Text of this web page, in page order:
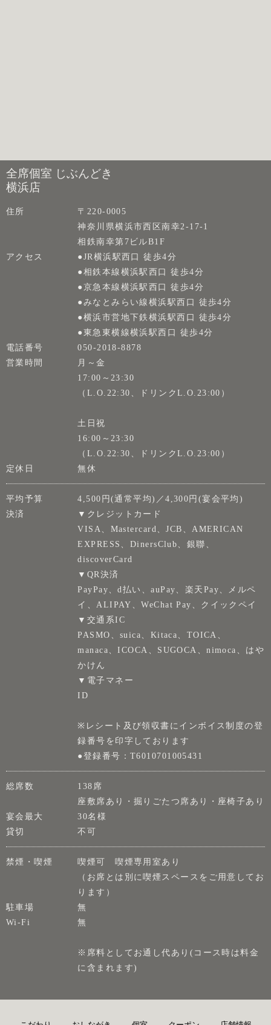
全席個室 じぶんどき
横浜店
住所
〒220-0005
神奈川県横浜市西区南幸2-17-1
相鉄南幸第7ビルB1F
アクセス
●JR横浜駅西口 徒歩4分
●相鉄本線横浜駅西口 徒歩4分
●京急本線横浜駅西口 徒歩4分
●みなとみらい線横浜駅西口 徒歩4分
●横浜市営地下鉄横浜駅西口 徒歩4分
●東急東横線横浜駅西口 徒歩4分
電話番号
050-2018-8878
営業時間
月～金
17:00～23:30
（L.O.22:30、ドリンクL.O.23:00）
土日祝
16:00～23:30
（L.O.22:30、ドリンクL.O.23:00）
定休日
無休
平均予算
4,500円(通常平均)／4,300円(宴会平均)
決済
▼クレジットカード
VISA、Mastercard、JCB、AMERICAN
EXPRESS、DinersClub、銀聯、
discoverCard
▼QR決済
PayPay、d払い、auPay、楽天Pay、メルペ
イ、ALIPAY、WeChat Pay、クイックペイ
▼交通系IC
PASMO、suica、Kitaca、TOICA、
manaca、ICOCA、SUGOCA、nimoca、はや
かけん
▼電子マネー
ID
※レシート及び領収書にインボイス制度の登
録番号を印字しております
●登録番号：T6010701005431
総席数
138席
座敷席あり・掘りごたつ席あり・座椅子あり
宴会最大
30名様
貸切
不可
禁煙・喫煙
喫煙可 喫煙専用室あり
（お席とは別に喫煙スペースをご用意してお
ります）
駐車場
無
Wi-Fi
無
※席料としてお通し代あり(コース時は料金
に含まれます)